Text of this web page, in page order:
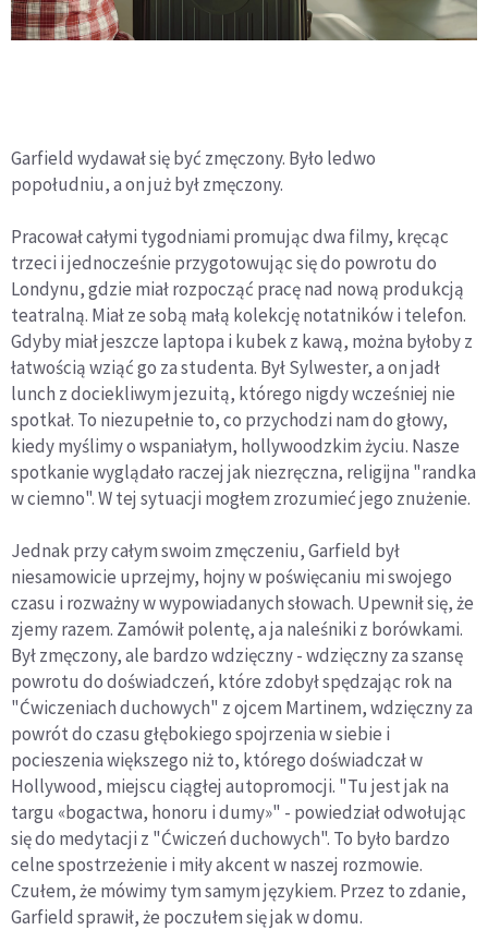
Garfield wydawał się być zmęczony. Było ledwo
popołudniu, a on już był zmęczony.
Pracował całymi tygodniami promując dwa filmy, kręcąc
trzeci i jednocześnie przygotowując się do powrotu do
Londynu, gdzie miał rozpocząć pracę nad nową produkcją
teatralną. Miał ze sobą małą kolekcję notatników i telefon.
Gdyby miał jeszcze laptopa i kubek z kawą, można byłoby z
łatwością wziąć go za studenta. Był Sylwester, a on jadł
lunch z dociekliwym jezuitą, którego nigdy wcześniej nie
spotkał. To niezupełnie to, co przychodzi nam do głowy,
kiedy myślimy o wspaniałym, hollywoodzkim życiu. Nasze
spotkanie wyglądało raczej jak niezręczna, religijna "randka
w ciemno". W tej sytuacji mogłem zrozumieć jego znużenie.
Jednak przy całym swoim zmęczeniu, Garfield był
niesamowicie uprzejmy, hojny w poświęcaniu mi swojego
czasu i rozważny w wypowiadanych słowach. Upewnił się, że
zjemy razem. Zamówił polentę, a ja naleśniki z borówkami.
Był zmęczony, ale bardzo wdzięczny - wdzięczny za szansę
powrotu do doświadczeń, które zdobył spędzając rok na
"Ćwiczeniach duchowych" z ojcem Martinem, wdzięczny za
powrót do czasu głębokiego spojrzenia w siebie i
pocieszenia większego niż to, którego doświadczał w
Hollywood, miejscu ciągłej autopromocji. "Tu jest jak na
targu «bogactwa, honoru i dumy»" - powiedział odwołując
się do medytacji z "Ćwiczeń duchowych". To było bardzo
celne spostrzeżenie i miły akcent w naszej rozmowie.
Czułem, że mówimy tym samym językiem. Przez to zdanie,
Garfield sprawił, że poczułem się jak w domu.